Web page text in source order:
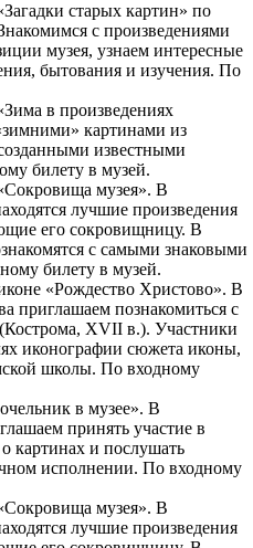
старых картин» по
с произведениями
музея, узнаем интересные
бытования и изучения. По
в произведениях
картинами из
известными
билету в музей.
музея». В
лучшие произведения
его сокровищницу. В
с самыми знаковыми
билету в музей.
«Рождество Христово». В
приглашаем познакомиться с
XVII в.). Участники
иконографии сюжета иконы,
школы. По входному
в музее». В
принять участие в
картинах и послушать
исполнении. По входному
музея». В
лучшие произведения